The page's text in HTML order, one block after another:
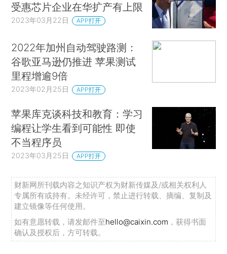
受惠芯片企业在华扩产有上限
2023年03月22日 APP打开
2022年加州自动驾驶路测：
谷歌亚马逊仍推进 苹果测试
里程增逾9倍
2023年02月25日 APP打开
苹果库克谈科技和教育：学习
编程让学生看到可能性 即使
不当程序员
2023年03月25日 APP打开
财新网所刊载内容之知识产权为财新传媒及/或相关权利人
专属所有或持有。未经许可，禁止进行转载、摘编、复制及
建立镜像等任何使用。
如有意愿转载，请发邮件至hello@caixin.com ，获得书面
确认及授权后，方可转载。